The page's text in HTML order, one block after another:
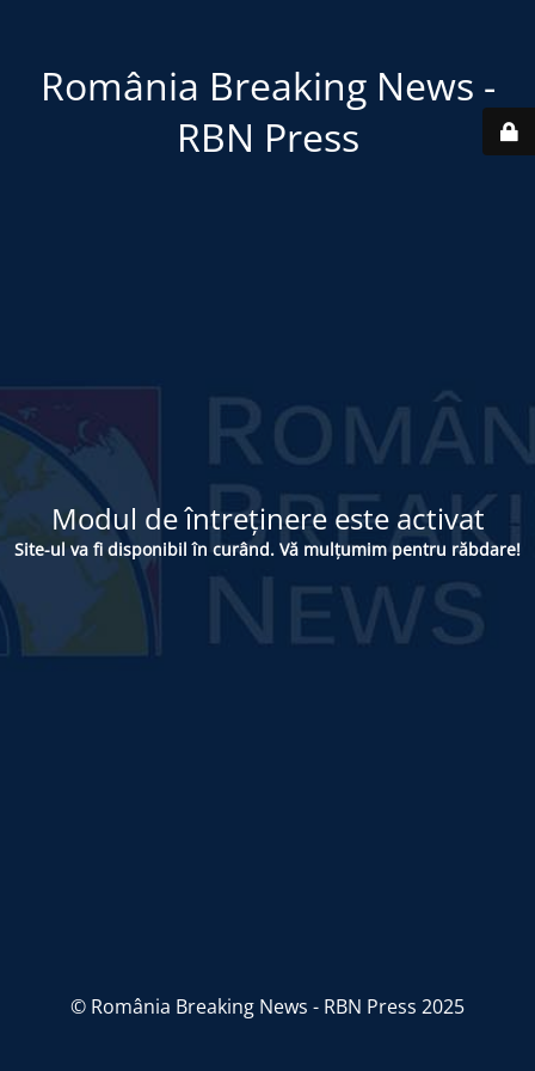
România Breaking News -
RBN Press
Modul de întreținere este activat
Site-ul va fi disponibil în curând. Vă mulțumim pentru răbdare!
© România Breaking News - RBN Press 2025